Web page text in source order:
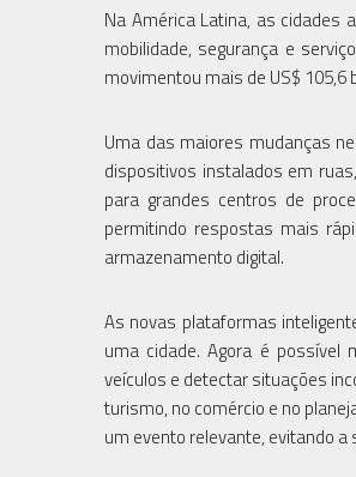
Na América Latina, as
mobilidade, segurança e
movimentou mais de US$ 105,6
Uma das maiores mudanças
dispositivos instalados em
para grandes centros de
permitindo respostas mais
armazenamento digital.
As novas plataformas
uma cidade. Agora é possível
veículos e detectar situações
turismo, no comércio e no
um evento relevante, evitando